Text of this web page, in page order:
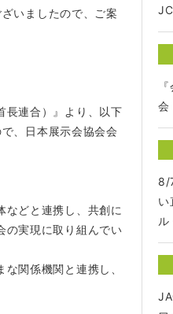
いましたので、ご案
長連合）』より、以下
、日本展示会協会会
などと連携し、共創に
の実現に取り組んでい
関係機関と連携し、
会
8/
い